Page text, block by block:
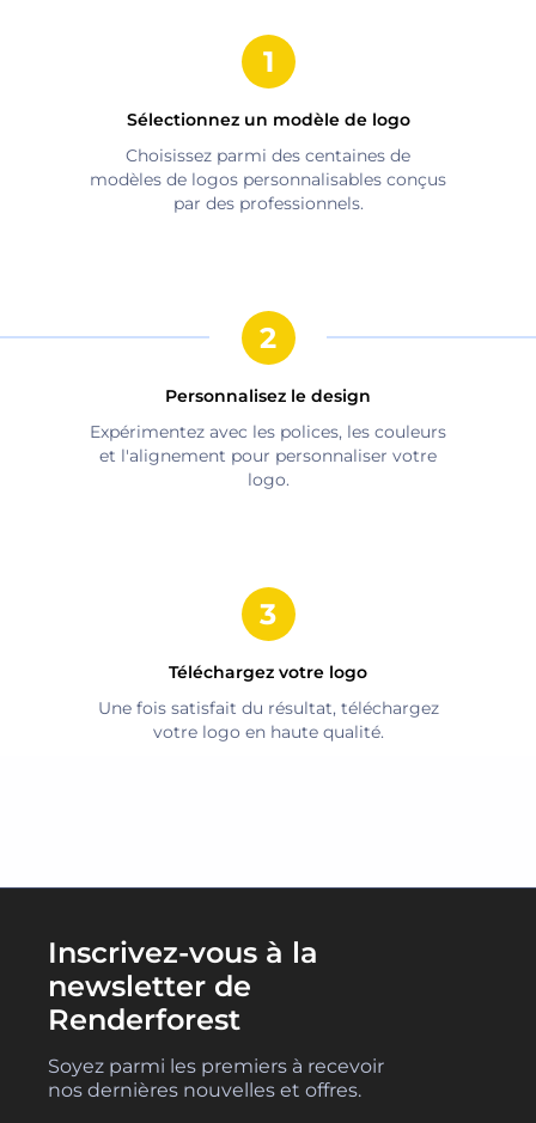
Sélectionnez un modèle de logo
Choisissez parmi des centaines de
modèles de logos personnalisables conçus
par des professionnels.
Personnalisez le design
Expérimentez avec les polices, les couleurs
et l'alignement pour personnaliser votre
logo.
Téléchargez votre logo
Une fois satisfait du résultat, téléchargez
votre logo en haute qualité.
Inscrivez-vous à la
newsletter de
Renderforest
Soyez parmi les premiers à recevoir
nos dernières nouvelles et offres.